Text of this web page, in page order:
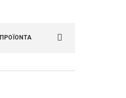
ΠΡΟΪΟΝΤΑ